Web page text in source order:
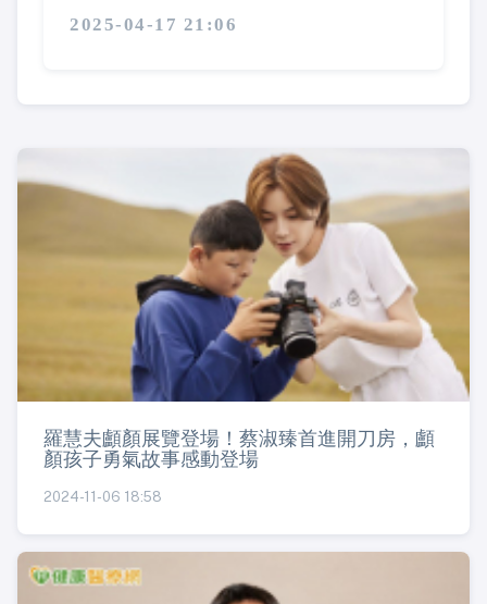
2025-04-17 21:06
羅慧夫顱顏展覽登場！蔡淑臻首進開刀房，顱
顏孩子勇氣故事感動登場
2024-11-06 18:58